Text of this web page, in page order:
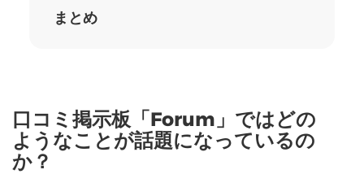
まとめ
口コミ掲示板「Forum」ではどの
ようなことが話題になっているの
か？